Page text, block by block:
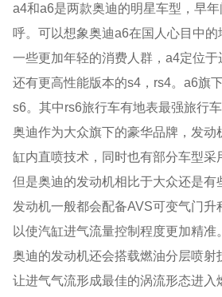
a4和a6是两款奥迪的明星车型，早年
呼。可以想象奥迪a6在国人心目中
一些更加年轻的消费人群，a4定位
还有更高性能版本的s4，rs4。a6旗
s6。其中rs6旅行车有地表最强旅行车
奥迪作为大众旗下的豪华品牌，发动
缸内直喷技术，同时也有部分车型采
但是奥迪的发动机相比于大众还是有
发动机一般都会配备AVS可变气门升
以使汽缸进气流量控制程度更加精准。
奥迪的发动机还会搭载燃油分层喷射
让进气气流形成最佳的涡流形态进入